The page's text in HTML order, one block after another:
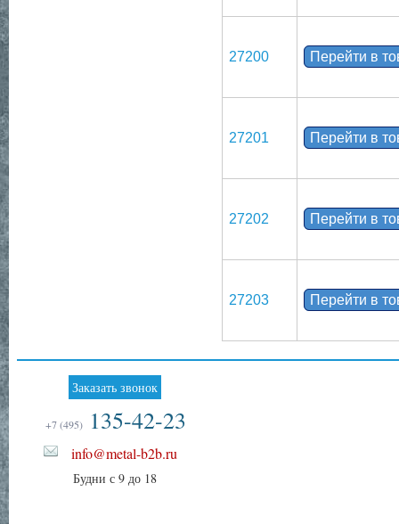
27200 Перейти в
27201 Перейти в
27202 Перейти в
27203 Перейти в
Заказать звонок
+7 (495) 135-42-23
info@metal-b2b.ru
Будни с 9 до 18